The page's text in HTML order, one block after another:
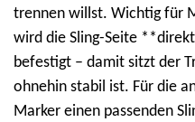
trennen willst. Wichtig für
wird die Sling-Seite
befestigt – damit sitzt der
ohnehin stabil ist. Für die
Marker einen passenden